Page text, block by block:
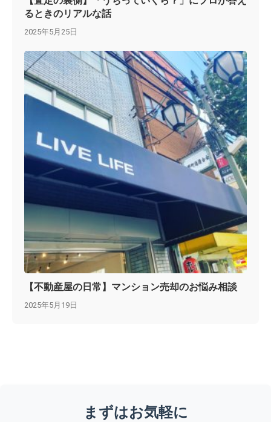
るときのリアルな話
2025年5月25日
【不動産屋の日常】マンション売却のお悩み相談
2025年5月19日
まずはお気軽に